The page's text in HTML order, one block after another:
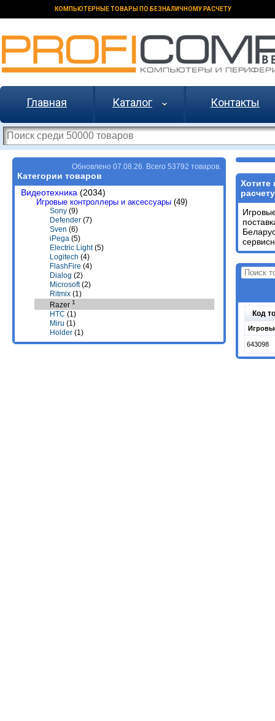
КОМПЬЮТЕРНЫЕ ТОВАРЫ ПО БЕЗНАЛИЧНОМУ РАСЧЕТУ
Главная Каталог Контакты
Обновлено 07.08.26. Всего 53792 товаров.
Категории товаров
Видеотехника (2034)
Игровые контроллеры и аксессуары (49)
Sony (9)
Defender (7)
Sven (6)
iPega (5)
Electric Light(5)
Logitech (4)
FlashFire (4)
Dialog (2)
Microsoft(2)
Ritmix (1)
Razer 1
HTC (1)
Miru (1)
Holder (1)
Хотите
Код
643098